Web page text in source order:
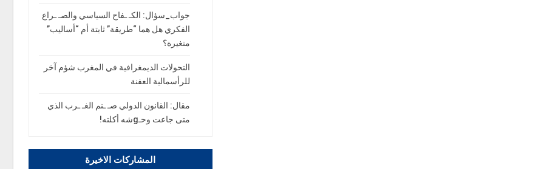
جواب_سؤال: الكـ ـفاح السياسي والصـ ـراع
الفكري هل هما “طريقة” ثابتة أم “أساليب”
متغيرة؟
التحولات الديمغرافية في المغرب شؤم آخر
للرأسمالية العفنة
مقال: القانون الدولي صـ ـنم الغـ ـرب الذي
متى جاعت وحـgشه أكلته!
المشاركات الاخيرة